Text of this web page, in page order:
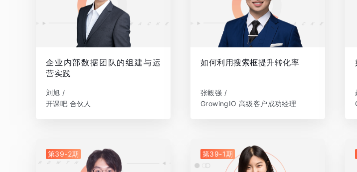
企业内部数据团队的组建与运
营实践
刘旭 /
开课吧 合伙人
如何利用搜索框提升转化率
张毅强 /
GrowingIO 高级客户成功经理
第39-2期 第39-1期